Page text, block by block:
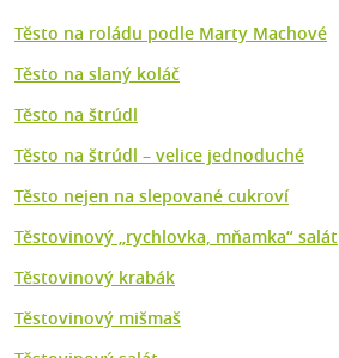
Těsto na roládu podle Marty Machové
Těsto na slaný koláč
Těsto na štrúdl
Těsto na štrúdl – velice jednoduché
Těsto nejen na slepované cukroví
Těstovinový „rychlovka, mňamka“ salát
Těstovinový krabák
Těstovinový mišmaš